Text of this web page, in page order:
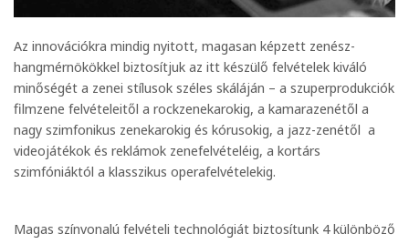
Az innovációkra mindig nyitott, magasan képzett zenész-
hangmérnökökkel biztosítjuk az itt készülő felvételek kiváló
minőségét a zenei stílusok széles skáláján – a szuperprodukciók
filmzene felvételeitől a rockzenekarokig, a kamarazenétől a
nagy szimfonikus zenekarokig és kórusokig, a jazz-zenétől a
videojátékok és reklámok zenefelvételéig, a kortárs
szimfóniáktól a klasszikus operafelvételekig.
Magas színvonalú felvételi technológiát biztosítunk 4 különböző